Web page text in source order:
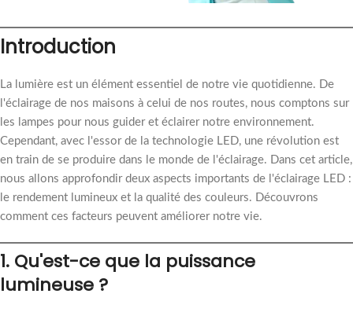
Introduction
La lumière est un élément essentiel de notre vie quotidienne. De
l'éclairage de nos maisons à celui de nos routes, nous comptons sur
les lampes pour nous guider et éclairer notre environnement.
Cependant, avec l'essor de la technologie LED, une révolution est
en train de se produire dans le monde de l'éclairage. Dans cet article,
nous allons approfondir deux aspects importants de l'éclairage LED :
le rendement lumineux et la qualité des couleurs. Découvrons
comment ces facteurs peuvent améliorer notre vie.
1. Qu'est-ce que la puissance
lumineuse ?